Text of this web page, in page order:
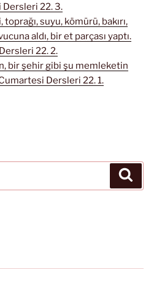
Dersleri 22. 3.
suyu, kömürü, bakırı,
aldı, bir et parçası yaptı.
22. 2.
bir şehir gibi şu memleketin
Dersleri 22. 1.